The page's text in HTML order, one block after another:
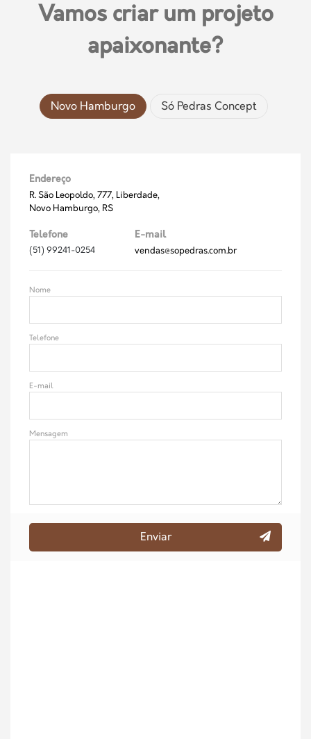
Vamos criar um projeto
apaixonante?
Novo Hamburgo Só Pedras Concept
Endereço
R. São Leopoldo, 777, Liberdade,
Novo Hamburgo, RS
Telefone
(51) 99241-0254
E-mail
vendas@sopedras.com.br
Nome
Telefone
E-mail
Mensagem
Enviar